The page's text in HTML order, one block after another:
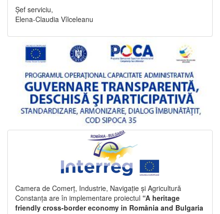
Șef serviciu,
Elena-Claudia Vîlceleanu
Camera de Comerț, Industrie, Navigație și Agricultură
Constanța are în implementare proiectul “A heritage
friendly cross-border economy in România and Bulgaria